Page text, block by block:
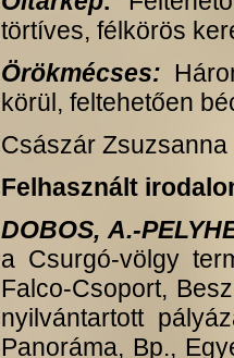
törtíves, félkörös
Örökmécses:
körül, feltehetően
Császár
Felhasznált
DOBOS, A.-
a Csurgó-völgy
Falco-Csoport,
nyilvántartott
Panoráma, Bp.,